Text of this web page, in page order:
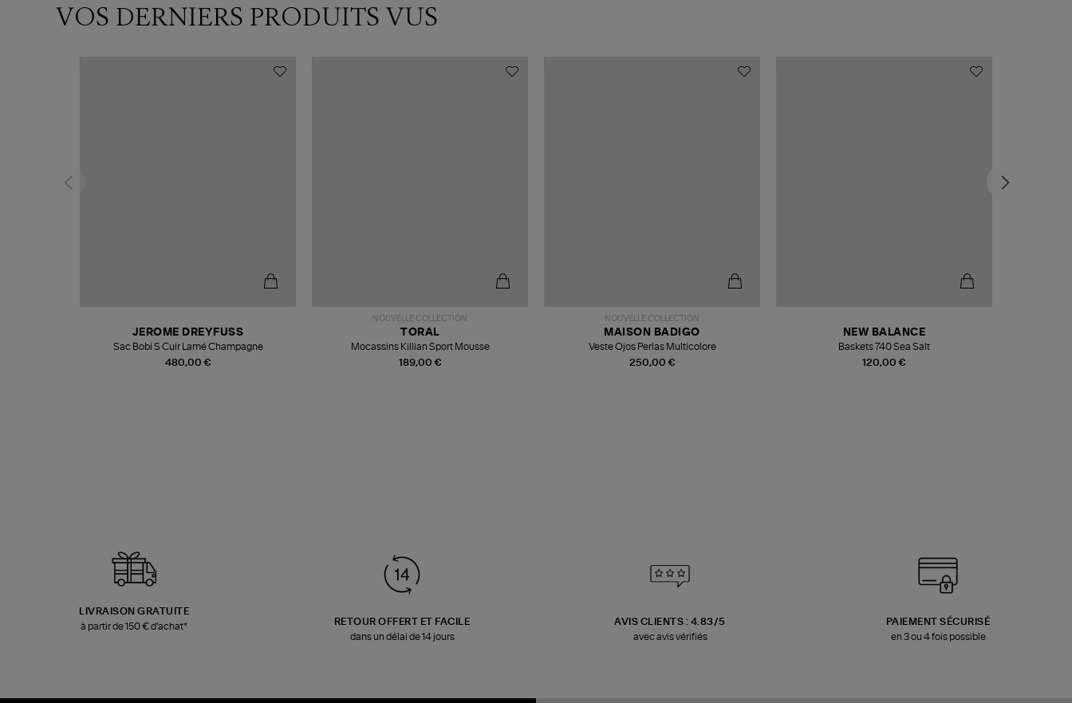
VOS DERNIERS PRODUITS VUS
480,00 €
JEROME DREYFUSS
Sac Bobi S Cuir Lamé Champagne
NOUVELLE COLLECTION
189,00 €
TORAL
Mocassins Killian Sport Mousse
NOUVELLE COLLECTION
250,00 €
MAISON BADIGO
Veste Ojos Perlas Multicolore
120,00 €
NEW BALANCE
Baskets 740 Sea Salt
LIVRAISON GRATUITE
à partir de 150 € d'achat*
RETOUR OFFERT ET FACILE
dans un délai de 14 jours
AVIS CLIENTS : 4.83/5
avec avis vérifiés
PAIEMENT SÉCURISÉ
en 3 ou 4 fois possible